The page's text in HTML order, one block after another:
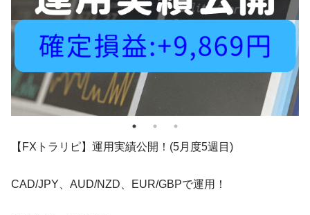
【FXトラリピ】運用実績公開！(5月度5週目)
CAD/JPY、AUD/NZD、EUR/GBPで運用！